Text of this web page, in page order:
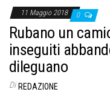
11 Maggio 2018 0
Rubano un
inseguiti
dileguano
Di REDAZIONE